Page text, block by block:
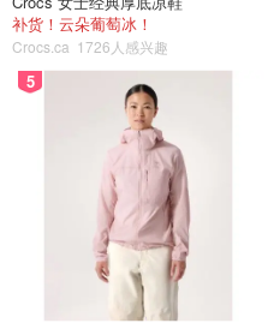
补货！云朵葡萄冰！
Crocs.ca 1726人感兴趣
5